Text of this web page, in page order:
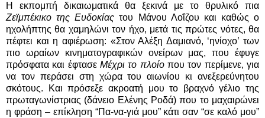
Η εκπομπή δικαιωματικά θα ξεκινά με το θρυλικό πια
Ζεϊμπέκικο της Ευδοκίας του Μάνου Λοΐζου και καθώς ο
ηχολήπτης θα χαμηλώνι τον ήχο, μετά τις πρώτες νότες, θα
πέφτει και η αφιέρωση: «Στον Αλέξη Δαμιανό, ‘ηνίοχο’ των
πιο ωραίων κινηματογραφικών ονείρων μας, που έφυγε
πρόσφατα και έφτασε Μέχρι το πλοίοπου τον περίμενε, για
να τον περάσει στη χώρα του αιωνίου κι ανεξερεύνητου
σκότους. Και πρόσεξε ακροατή μου το βραχνό γέλιο της
πρωταγωνίστριας (δάνειο Ελένης Ροδά) που το μαχαιρώνει
η φράση – επίκληση “Πα-να-γιά μου” κάτι σαν “σε καλό μου”